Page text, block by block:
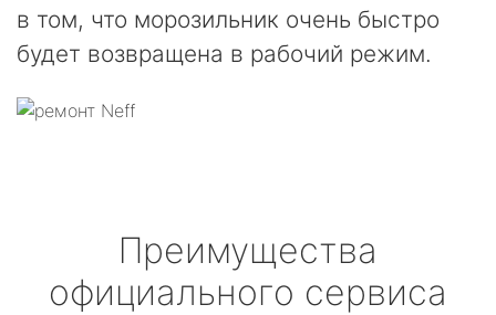
в том, что морозильник очень быстро
будет возвращена в рабочий режим.
Преимущества
официального сервиса